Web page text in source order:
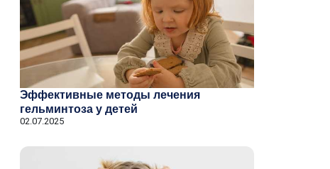
Эффективные методы лечения
гельминтоза у детей
02.07.2025